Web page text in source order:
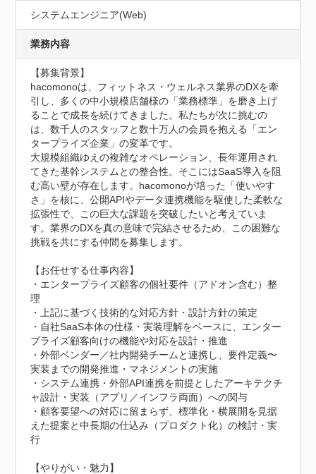
システムエンジニア(Web)
業務内容
【募集背景】
hacomonoは、フィットネス・ウェルネス業界のDXを牽
引し、多くの中小規模店舗様の「業務標準」を磨き上げ
ることで成長を続けてきました。私たちが次に挑むの
は、数千人のスタッフと数十万人の会員を抱える「エン
タープライズ企業」の変革です。
大規模組織ゆえの複雑なオペレーション、長年運用され
てきた基幹システムとの整合性。そこにはSaaS導入を阻
む高い壁が存在します。hacomonoが培った「使いやす
さ」を核に、公開APIやデータ連携機能を駆使した柔軟な
拡張性で、この巨大な課題を突破したいと考えていま
す。業界のDXを真の意味で完結させるため、この困難な
挑戦を共にする仲間を募集します。
【お任せする仕事内容】
・エンタープライズ顧客の個社要件（アドオン含む）整
理
・上記に基づく技術的な対応方針・設計方針の策定
・自社SaaS本体の仕様・実装理解をベースに、エンター
プライズ顧客向けの機能や対応を設計・推進
・外部ベンダー／社内開発チームと連携し、要件定義〜
実装までの開発推進・マネジメントの実施
・システム連携・外部API連携を前提としたアーキテクチ
ャ設計・実装（アプリ／インフラ両面）への関与
・顧客要望への対応に留まらず、標準化・横展開を見据
えた提案と中長期の仕込み（プロダクト化）の検討・実
行
【やりがい・魅力】